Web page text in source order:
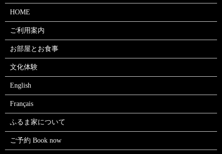
HOME
ご利用案内
お部屋とお食事
文化体験
English
Français
ふるま家について
ご予約 Book now